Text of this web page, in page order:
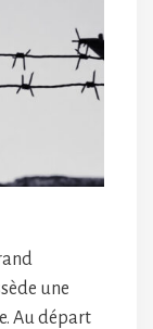
une
Au départ